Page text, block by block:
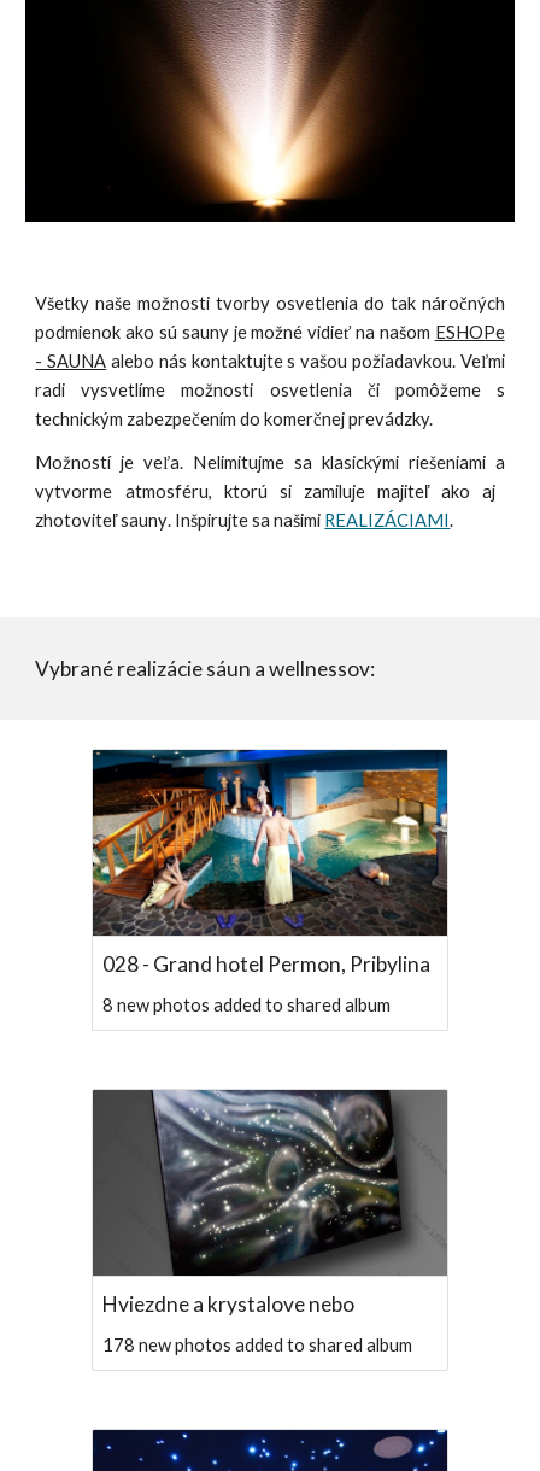
Všetky naše možnosti tvorby osvetlenia do tak náročných
podmienok ako sú sauny je možné vidieť na našom ESHOPe
- SAUNA alebo nás kontaktujte s vašou požiadavkou. Veľmi
radi vysvetlíme možnosti osvetlenia či pomôžeme s
technickým zabezpečením do komerčnej prevádzky.
Možností je veľa. Nelimitujme sa klasickými riešeniamia
vytvorme atmosféru, ktorú si zamiluje majiteľ ako aj
zhotoviteľ sauny. Inšpirujte sa našimi REALIZÁCIAMI.
Vybrané realizácie sáun a wellnessov:
028 - Grand hotel Permon, Pribylina
8 new photos added to shared album
Hviezdne a krystalove nebo
178 new photos added to shared album